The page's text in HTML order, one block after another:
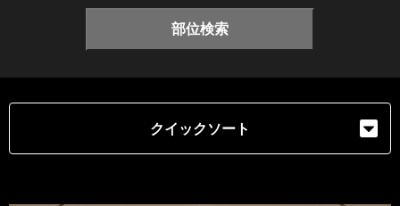
部位検索
クイックソート